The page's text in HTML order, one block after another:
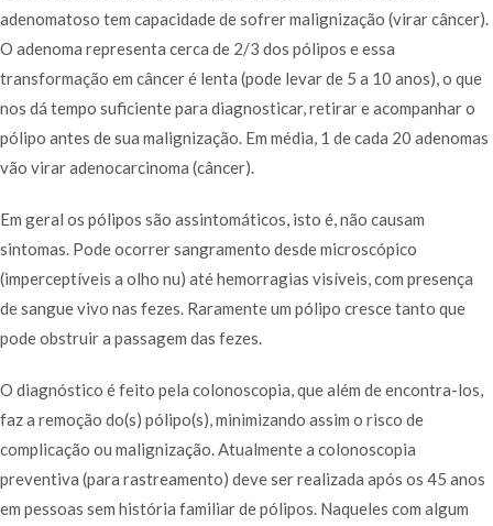
adenomatoso tem capacidade de sofrer malignização (virar câncer).
O adenoma representa cerca de 2/3 dos pólipos e essa
transformação em câncer é lenta (pode levar de 5 a 10 anos), o que
nos dá tempo suficiente para diagnosticar, retirar e acompanhar o
pólipo antes de sua malignização. Em média, 1 de cada 20 adenomas
vão virar adenocarcinoma (câncer).
Em geral os pólipos são assintomáticos, isto é, não causam
sintomas. Pode ocorrer sangramento desde microscópico
(imperceptíveis a olho nu) até hemorragias visíveis, com presença
de sangue vivo nas fezes. Raramente um pólipo cresce tanto que
pode obstruir a passagem das fezes.
O diagnóstico é feito pela colonoscopia, que além de encontra-los,
faz a remoção do(s) pólipo(s), minimizando assim o risco de
complicação ou malignização. Atualmente a colonoscopia
preventiva (para rastreamento) deve ser realizada após os 45 anos
em pessoas sem história familiar de pólipos. Naqueles com algum